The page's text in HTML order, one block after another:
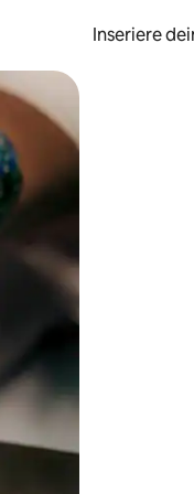
Inseriere
oder